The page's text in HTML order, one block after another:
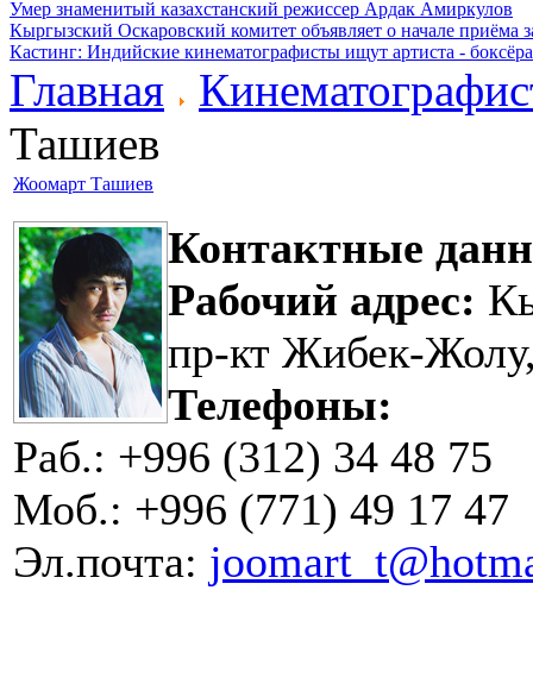
Умер знаменитый казахстанский режиссер Ардак Амиркулов
Кыргызский Оскаровский комитет объявляет о начале приёма
Кастинг: Индийские кинематографисты ищут артиста -
Главная
Ташиев
Жоомарт Ташиев
Контактные
Рабочий адрес:
пр-кт Жибек-
Телефоны:
Раб.: +996 (312) 34 48
Моб.: +996 (771) 49 17 47
Эл.почта: